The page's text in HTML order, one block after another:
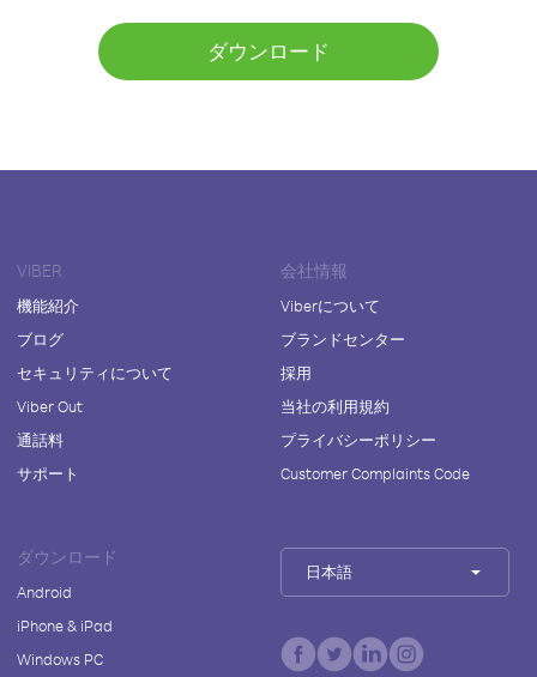
ダウンロード
VIBER
機能紹介
ブログ
セキュリティについて
Viber Out
通話料
サポート
会社情報
Viberについて
ブランドセンター
採用
当社の利用規約
プライバシーポリシー
Customer Complaints Code
ダウンロード
Android
iPhone & iPad
Windows PC
日本語